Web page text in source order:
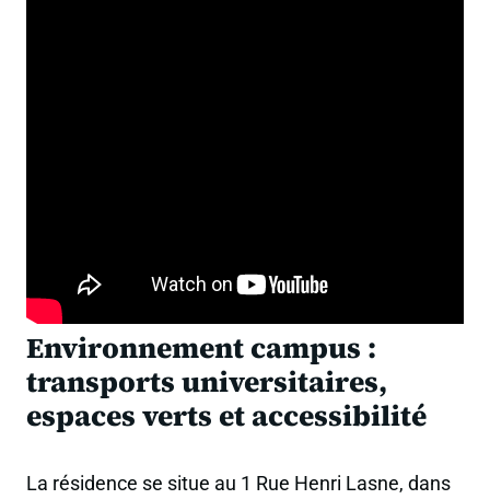
Environnement campus :
transports universitaires,
espaces verts et accessibilité
La résidence se situe au 1 Rue Henri Lasne, dans